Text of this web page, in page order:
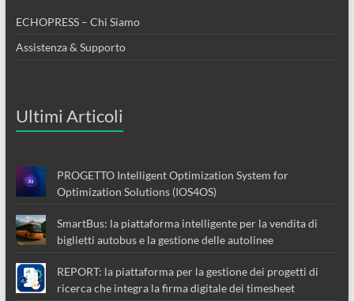
ECHOPRESS – Chi Siamo
Assistenza & Supporto
Ultimi Articoli
PROGETTO Intelligent Optimization System for
Optimization Solutions (IOS4OS)
SmartBus: la piattaforma intelligente per la vendita di
biglietti autobus e la gestione delle autolinee
REPORT: la piattaforma per la gestione dei progetti di
ricerca che integra la firma digitale dei timesheet